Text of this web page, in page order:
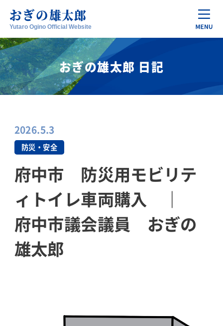
おぎの雄太郎
Yutaro Ogino Official Website
おぎの雄太郎 日記
2026.5.3
防災・安全
府中市 防災用モビリテ
ィトイレ車両購入 ｜
府中市議会議員 おぎの
雄太郎